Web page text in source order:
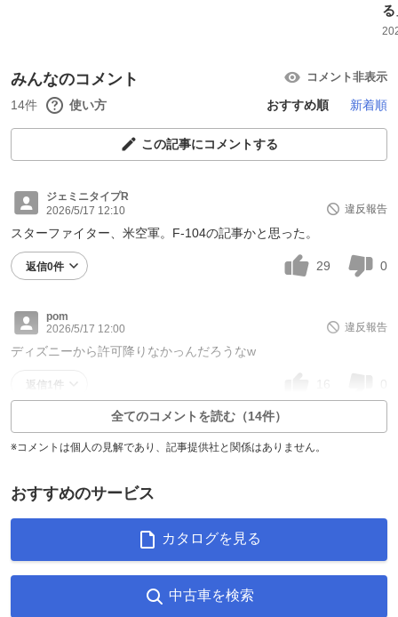
みんなのコメント コメント非表示
14件 使い方 おすすめ順 新着順
この記事にコメントする
ジェミニタイプR
2026/5/17 12:10
違反報告
スターファイター、米空軍。F-104の記事かと思った。
返信0件 29 0
pom
2026/5/17 12:00
違反報告
ディズニーから許可降りなかっんだろうなw
返信1件
全てのコメントを読む（14件）
※コメントは個人の見解であり、記事提供社と関係はありません。
おすすめのサービス
カタログを見る
中古車を検索